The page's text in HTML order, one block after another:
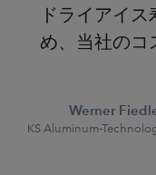
ドライアイ
め、当社のコ
Werner
KS Aluminum-